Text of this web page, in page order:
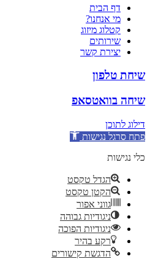
דף הבית
מי אנחנו?
קטלוג מיזוג
שירותים
יצירת קשר
שיחת טלפון
שיחה בוואטסאפ
דילוג לתוכן
פתח סרגל נגישות
כלי נגישות
הגדל טקסט
הקטן טקסט
גווני אפור
ניגודיות גבוהה
ניגודיות הפוכה
רקע בהיר
הדגשת קישורים